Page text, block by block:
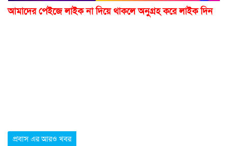
আমাদের পেইজে লাইক না দিয়ে থাকলে অনুগ্রহ করে লাইক দিন
প্রবাস এর আরও খবর